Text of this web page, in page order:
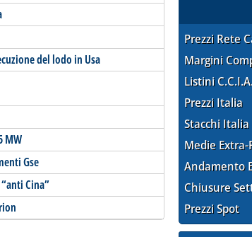
del lodo in Usa
MW
Gse
Cina”
Prezzi Rete
Margini
Listini
Prezzi Italia
Stacchi Italia
Medie Extra-
Andamento
Chiusure
Prezzi Spot